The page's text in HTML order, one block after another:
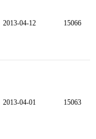
2013-04-12 15066
2013-04-01 15063